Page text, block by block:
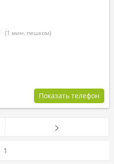
(1 мин. пешком)
Показать телефон
1